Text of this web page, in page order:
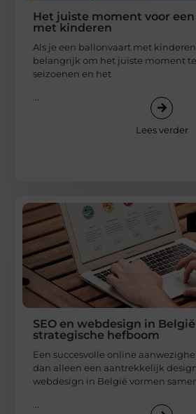
Het juiste moment voor
met kinderen
Als je een ballonvaart met
belangrijk om het juiste moment
seizoenen en het
Lees verder
SEO en webdesign in
strategische hefboom
Een succesvolle online
dan alleen een aantrekkelijk
webdesign in België vormen
...